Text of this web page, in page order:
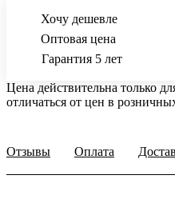
Хочу дешевле
Оптовая цена
Гарантия 5 лет
Цена действительна только
отличаться от цен в
Отзывы Оплата